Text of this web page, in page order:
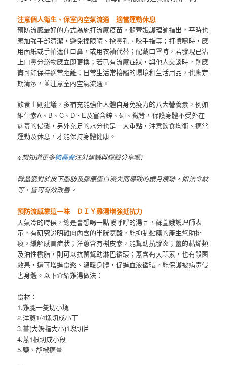
注意個人衛生、保室內空氣流通 適當運動休息
預防流感最好的方式為施打流感疫苗，蘇萱娥護理師指出，平時也
應加強手部清潔，避免揉眼睛、挖鼻孔、咬手指等；打噴嚏時，應
用面紙或手帕遮住口鼻，或用衣袖代替；配戴口罩時，若發現已沾
上口鼻分泌物應立即更換；若已有流感症狀，與他人交談時，則應
盡可能保持適當距離；日常生活常接觸的環境和生活用品，也應定
期清潔，並注意室內空氣流通。
飲食上則建議，多補充能強化人體自身免疫力的八大營養素，例如
維生素A、B、C、D、E及富含鋅、硒、鐵等，保護身體不受外在
病毒的侵襲，另外充足的水分也是一大重點，注意飲食均衡、適當
運動及休息，才能保持身體健康。
※想知道更多微晶瓷注射建議與經驗分享嗎?
微晶瓷對於皮下脂肪及膠原蛋白流失而導致的歲月痕跡，如法令紋
等，皆可有效改善。
預防流感靠這一味 ＤＩＹ雞湯增強抵抗力
天氣冷的時侯，總是會想喝一點暖呼呼的湯品，蘇萱娥護理師表
示，有研究證明雞肉內含的半胱氨酸，能抑制黏膜的產生幫助排
痰，緩解感冒症狀；洋蔥含有槲皮素，能幫助抗發炎；薑的萜烯類
及油性樹脂，則可以抗菌幫助淋巴循環；蔥含有大蒜素，也有殺菌
效果，還可增進食慾、溫暖身體，促進血液循環，能保護被病毒侵
害身體。以下介紹雞湯做法：
食材：
1.雞腿一隻切小塊
2.洋蔥1/4塊切成小丁
3.薑(大姆指大小)1塊切片
4.蔥1根切成小段
5.鹽、胡椒適量